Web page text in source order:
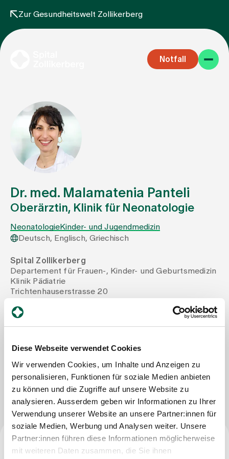
Diese Webseite verwendet Cookies
Wir verwenden Cookies, um Inhalte und Anzeigen zu
personalisieren, Funktionen für soziale Medien anbieten
zu können und die Zugriffe auf unsere Website zu
analysieren. Ausserdem geben wir Informationen zu Ihrer
Verwendung unserer Website an unsere Partner:innen für
soziale Medien, Werbung und Analysen weiter. Unsere
Partner:innen führen diese Informationen möglicherweise
mit weiteren Daten zusammen, die Sie ihnen
Zur Gesundheitswelt Zollikerberg
Notfall
Fachbereiche
Aufenthalt
Team
Zuweisende
Events
Aktuelles
Kontakt
Babygalerie
Blog
Dr. med. Malamatenia Panteli
Oberärztin, Klinik für Neonatologie
NeonatologieKinder- und Jugendmedizin
Deutsch, Englisch, Griechisch
Spital Zollikerberg
Departement für Frauen-, Kinder- und Geburtsmedizin
Klinik Pädiatrie
Trichtenhauserstrasse 20
Tel
Mail
malamatenia.panteli@spitalzollikerberg.ch
Nachricht schreiben
Facharzttitel